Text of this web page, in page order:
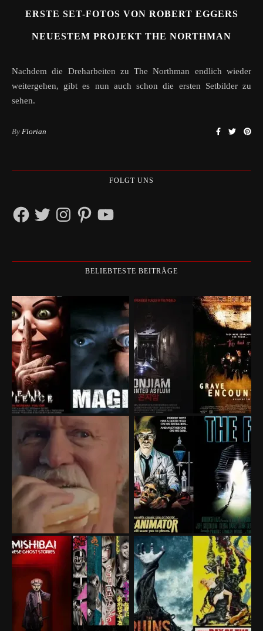
ERSTE SET-FOTOS VON ROBERT EGGERS
NEUESTEM PROJEKT THE NORTHMAN
Nachdem die Dreharbeiten zu The Northman endlich wieder
weitergehen, gibt es nun auch schon die ersten Setbilder zu
sehen.
By Florian
FOLGT UNS
FacebookTwitterInstagramPinterestYouTube
BELIEBTESTE BEITRÄGE